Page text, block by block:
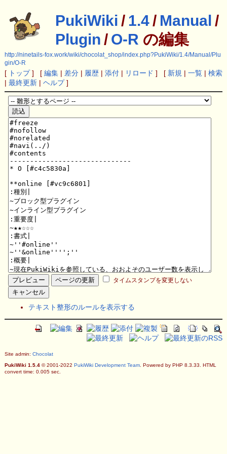
PukiWiki / 1.4/ Manual /
Plugin / O-R の編集
http://ninetails-fox.work/wiki/chocolat_shop/index.php?PukiWiki/1.4/Manual/Plu
gin/O-R
[ トップ] [ 編集| 差分| 履歴| 添付| リロード ] [ 新規 | 一覧| 検索
| 最終更新| ヘルプ]
タイムスタンプを変更しない
テキスト整形のルールを表示する
Site admin: Chocolat
PukiWiki 1.5.4© 2001-2022 PukiWiki Development Team. Powered by PHP 8.3.33. HTML
convert time: 0.005 sec.